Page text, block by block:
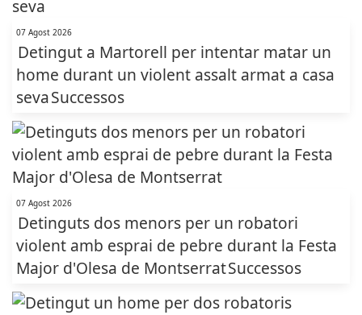
07 Agost 2026
Detingut a Martorell per intentar matar un
home durant un violent assalt armat a casa
sevaSuccessos
07 Agost 2026
Detinguts dos menors per un robatori
violent amb esprai de pebre durant la Festa
Major d'Olesa de MontserratSuccessos